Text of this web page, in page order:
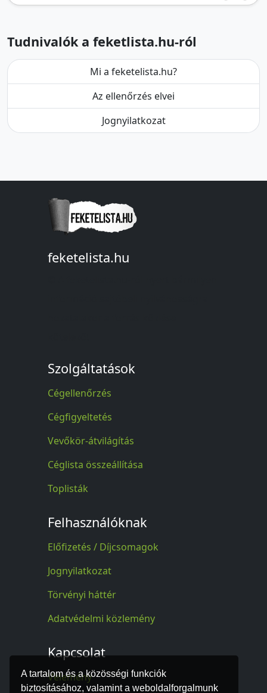
A tartalom és a közösségi funkciók
biztosításához, valamint a weboldalforgalmunk
Tudnivalók a feketlista.hu-ról
Mi a feketelista.hu?
Az ellenőrzés elvei
Jognyilatkozat
feketelista.hu
Szolgáltatások
Cégellenőrzés
Cégfigyeltetés
Vevőkör-átvilágítás
Céglista összeállítása
Toplisták
Felhasználóknak
Előfizetés / Díjcsomagok
Jognyilatkozat
Törvényi háttér
Adatvédelmi közlemény
Kapcsolat
Vélemény